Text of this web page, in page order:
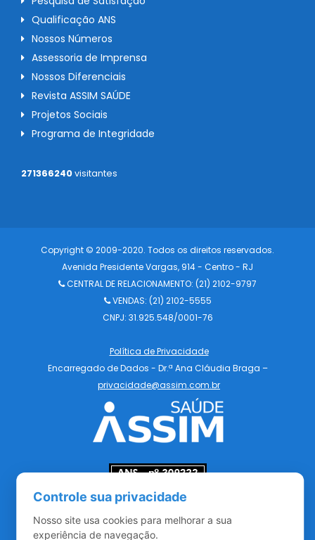
Qualificação ANS
Nossos Números
Assessoria de Imprensa
Nossos Diferenciais
Revista ASSIM SAÚDE
Projetos Sociais
Programa de Integridade
271366240visitantes
Copyright © 2009-2020. Todos os direitos reservados.
Avenida Presidente Vargas, 914 - Centro - RJ
CENTRAL DE RELACIONAMENTO: (21) 2102-9797
VENDAS: (21) 2102-5555
CNPJ: 31.925.548/0001-76
Política de Privacidade
Encarregado de Dados - Dr.ª Ana Cláudia Braga –
privacidade@assim.com.br
Redes Sociais
Controle sua privacidade
Nosso site usa cookies para melhorar a sua
experiência de navegação.